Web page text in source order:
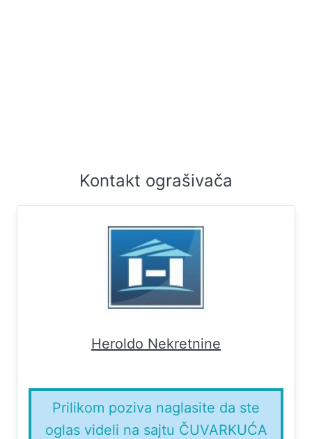
Kontakt ograšivača
Heroldo Nekretnine
Prilikom poziva naglasite da ste
oglas videli na sajtu ČUVARKUĆA